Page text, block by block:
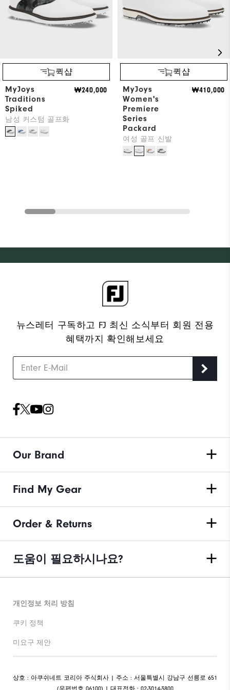
퀵샵
MyJoys
Traditions
Spiked
남성 커스텀 골프화
₩240,000
퀵샵
MyJoys
Women's
Premiere
Series
Packard
여성 골프 신발
₩410,000
뉴스레터 구독하고 FJ 최신 소식부터 회원 전용
혜택까지 확인해보세요
Our Brand
Find My Gear
Order & Returns
도움이 필요하시나요?
개인정보 처리 방침
쿠키 정책
미요구 제안
상호 : 아쿠쉬네트 코리아 주식회사 | 주소 : 서울특별시 강남구 선릉로 651
(우편번호 06100) | 대표전화 : 02-3014-3800